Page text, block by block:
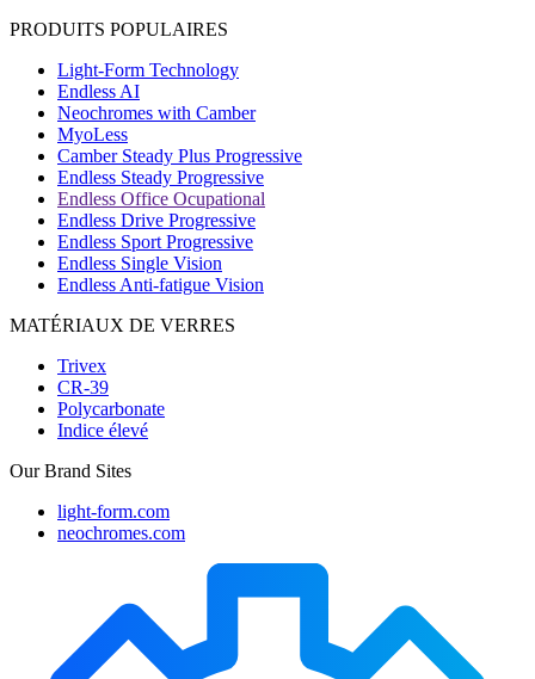
PRODUITS POPULAIRES
Light-Form Technology
Endless AI
Neochromes with Camber
MyoLess
Camber Steady Plus Progressive
Endless Steady Progressive
Endless Office Ocupational
Endless Drive Progressive
Endless Sport Progressive
Endless Single Vision
Endless Anti-fatigue Vision
MATÉRIAUX DE VERRES
Trivex
CR-39
Polycarbonate
Indice élevé
Our Brand Sites
light-form.com
neochromes.com